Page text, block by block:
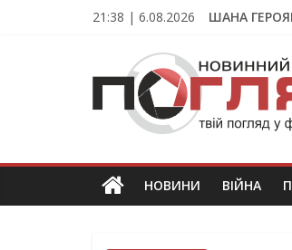
21:38 | 6.08.2026 ШАНА
ПОГЛЯД
Новини
Тернополя.
новини
та
НОВИНИ ВІЙНА